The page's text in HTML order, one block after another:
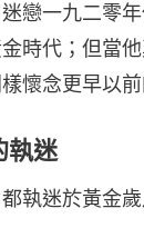
戀一九二零
時代；但當
懷念更早以前
執迷
執迷於黃金歲